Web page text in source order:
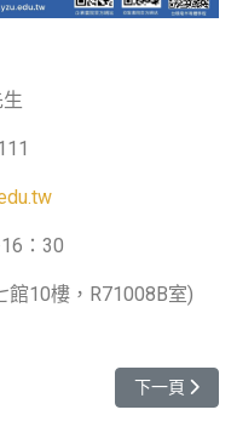
：30
10樓，R71008B室)
導體書院-企業講座【從「半
下一篇文章:
下一頁